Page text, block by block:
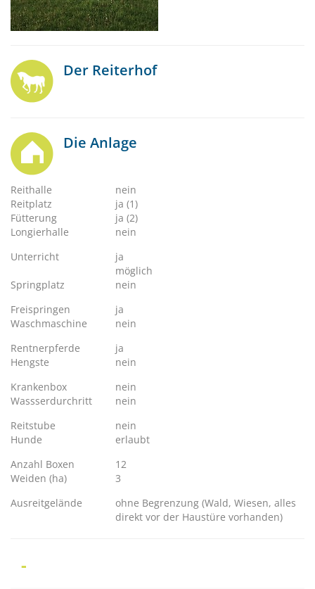
Der Reiterhof
Die Anlage
Reithalle
nein
Reitplatz
ja (1)
Fütterung
ja (2)
Longierhalle
nein
Unterricht
ja
möglich
Springplatz
nein
Freispringen
ja
Waschmaschine
nein
Rentnerpferde
ja
Hengste
nein
Krankenbox
nein
Wassserdurchritt
nein
Reitstube
nein
Hunde
erlaubt
Anzahl Boxen
12
Weiden (ha)
3
Ausreitgelände
ohne Begrenzung (Wald, Wiesen, alles
direkt vor der Haustüre vorhanden)
-